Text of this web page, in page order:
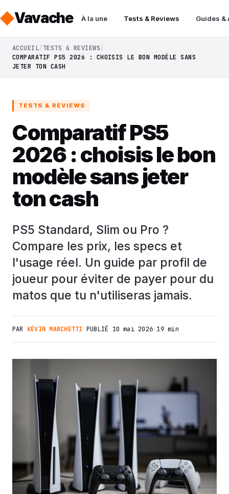
Vavache À la une Tests & Reviews Guides &
ACCUEIL TESTS & REVIEWS
COMPARATIF PS5 2026 : CHOISIS LE BON MODÈLE SANS
JETER TON CASH
TESTS & REVIEWS
Comparatif PS5
2026 : choisis le bon
modèle sans jeter
ton cash
PS5 Standard, Slim ou Pro ?
Compare les prix, les specs et
l'usage réel. Un guide par profil de
joueur pour éviter de payer pour du
matos que tu n'utiliseras jamais.
PAR KÉVIN MARCHETTI ·PUBLIÉ 10 mai 2026·19 min